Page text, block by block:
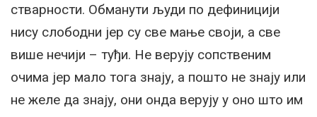
стварности. Обманути људи по дефиницији
нису слободни јер су све мање своји, а све
више нечији – туђи. Не верују сопственим
очима јер мало тога знају, а пошто не знају или
не желе да знају, они онда верују у оно што им